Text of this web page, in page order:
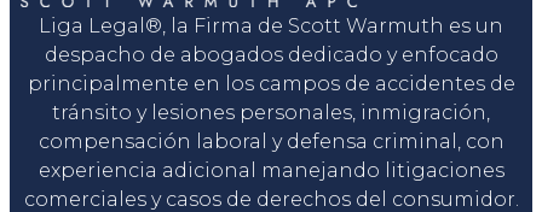
Liga Legal®, la Firma de Scott Warmuth es un
despacho de abogados dedicado y enfocado
principalmente en los campos de accidentes de
tránsito y lesiones personales, inmigración,
compensación laboral y defensa criminal, con
experiencia adicional manejando litigaciones
comerciales y casos de derechos del consumidor.